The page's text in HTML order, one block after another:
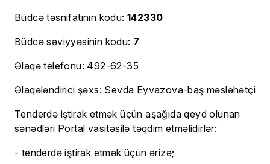
Büdcə təsnifatının kodu: 142330
Büdcə səviyyəsinin kodu: 7
Əlaqə telefonu: 492-62-35
Əlaqələndirici şəxs: Sevda Eyvazova-baş məsləhətçi
Tenderdə iştirak etmək üçün aşağıda qeyd olunan
sənədləri Portal vasitəsilə təqdim etməlidirlər:
- tenderdə iştirak etmək üçün ərizə;